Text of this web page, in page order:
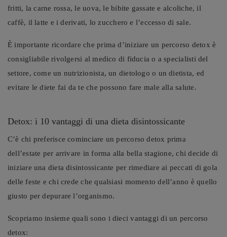
fritti, la carne rossa, le uova, le bibite gassate e alcoliche, il
caffè, il latte e i derivati, lo zucchero e l’eccesso di sale.
È importante ricordare che prima d’iniziare un percorso detox è
consigliabile rivolgersi al medico di fiducia o a specialisti del
settore, come un nutrizionista, un dietologo o un dietista, ed
evitare le diete fai da te che possono fare male alla salute.
Detox: i 10 vantaggi di una dieta disintossicante
C’è chi preferisce cominciare un percorso detox prima
dell’estate per arrivare in forma alla bella stagione, chi decide di
iniziare una dieta disintossicante per rimediare ai peccati di gola
delle feste e chi crede che qualsiasi momento dell’anno è quello
giusto per depurare l’organismo.
Scopriamo insieme quali sono i dieci vantaggi di un percorso
detox: